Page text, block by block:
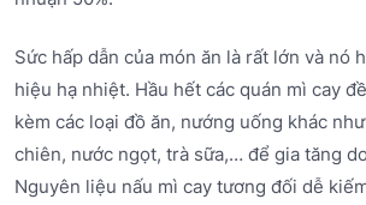
Sức hấp dẫn của món ăn là rất lớn và nó
hiệu hạ nhiệt. Hầu hết các quán mì cay
kèm các loại đồ ăn, nướng uống khác
chiên, nước ngọt, trà sữa,… để gia tăng
Nguyên liệu nấu mì cay tương đối dễ